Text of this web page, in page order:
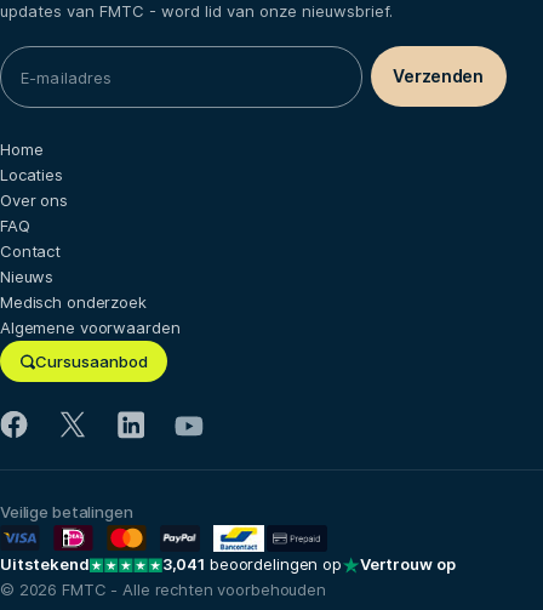
updates van FMTC - word lid van onze nieuwsbrief.
Cursusaanbod
Home
Locaties
Over ons
FAQ
Contact
Nieuws
Medisch onderzoek
Algemene voorwaarden
© 2026 FMTC - Alle rechten voorbehouden
Veilige betalingen
Uitstekend 3,041 beoordelingen op Vertrouw op